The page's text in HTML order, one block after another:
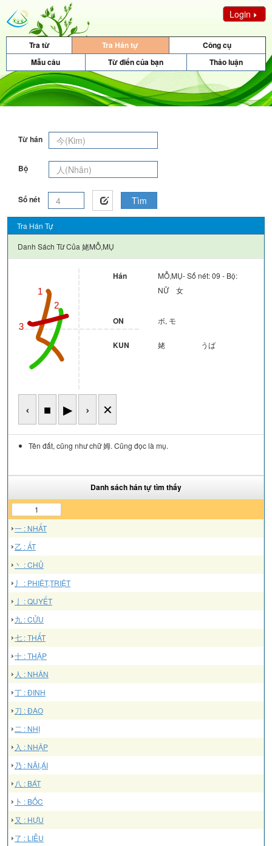
Login
Tra từ Tra Hán tự
Công cụ
Mẫu câu
Từ điển của bạn Thảo luận
Từ hán
Bộ
Số nét Tìm
Tra Hán Tự
Danh Sách Từ Của 姥MỖ,MỤ
1
2
3
‹ ■ ▶ › ✕
Hán
MỖ,MỤ- Số nét: 09 - Bộ:
NỮ 女
ON ボ, モ
KUN 姥 うば
Tên đất, cũng như chữ 姆. Cũng đọc là mụ.
Danh sách hán tự tìm thấy
1
一 : NHẤT
乙 : ẤT
丶 : CHỦ
丿 : PHIỆT,TRIỆT
亅 : QUYẾT
九 : CỬU
七 : THẤT
十 : THẬP
人 : NHÂN
丁 : ĐINH
刀 : ĐAO
二 : NHỊ
入 : NHẬP
乃 : NÃI,ÁI
八 : BÁT
卜 : BỐC
又 : HỰU
了 : LIỄU